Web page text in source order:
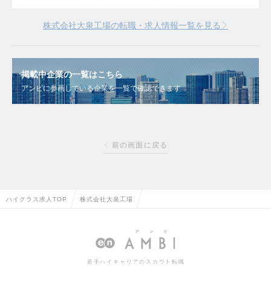
株式会社大泉工場の転職・求人情報一覧を見る
掲載中企業の一覧はこちら
アンビに参画している企業を一覧で確認できます
前の画面に戻る
ハイクラス求人TOP 株式会社大泉工場
若手ハイキャリアのスカウト転職